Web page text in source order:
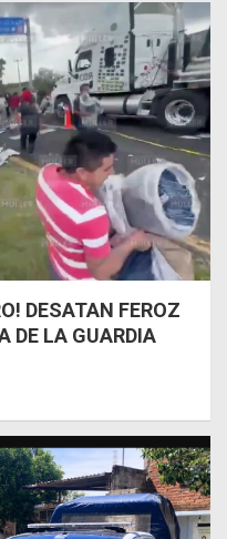
DESATAN FEROZ
DE LA GUARDIA